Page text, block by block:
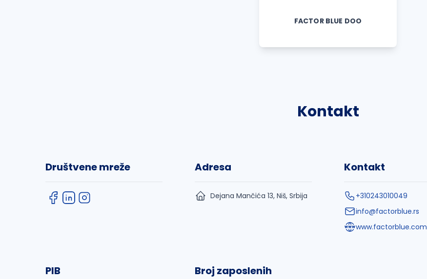
FACTOR BLUE DOO
Kontakt
Društvene mreže Adresa
Dejana Mančića 13, Niš, Srbija
Kontakt
+310243010049
info@factorblue.rs
www.factorblue.com
PIB Broj zaposlenih